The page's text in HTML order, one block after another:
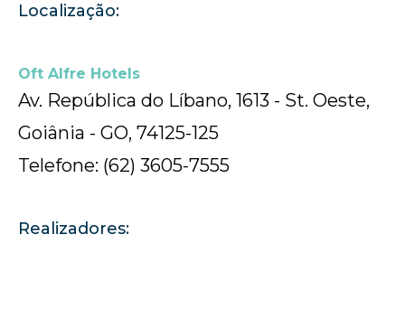
Localização:
Oft Alfre Hotels
Av. República do Líbano, 1613 - St. Oeste,
Goiânia - GO, 74125-125
Telefone: (62) 3605-7555
Realizadores: